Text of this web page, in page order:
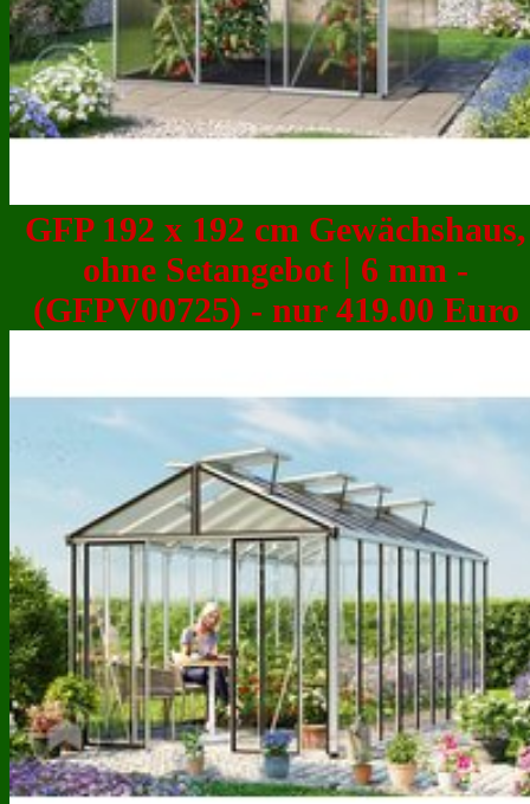
GFP 192 x 192 cm Gewächshaus,
ohne Setangebot | 6 mm -
(GFPV00725) - nur 419.00 Euro